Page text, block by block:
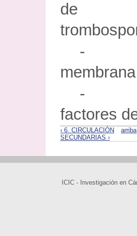
de
-
-
factores
‹ 6. CIRCULACIÓN
arriba
SECUNDARIAS ›
ICIC - Investigación en